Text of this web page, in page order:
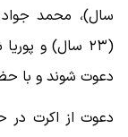
دعوت شوند و با
دعوت از اکرت در